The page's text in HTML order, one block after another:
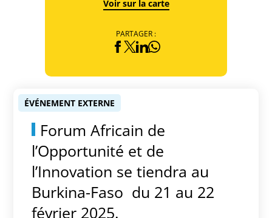
Voir sur la carte
PARTAGER :
Forum Africain de
l’Opportunité et de
l’Innovation se tiendra au
Burkina-Faso du 21 au 22
février 2025.
ÉVÉNEMENT EXTERNE